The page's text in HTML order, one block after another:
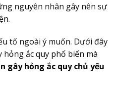
nguyên nhân gây nên sự
tố ngoài ý muốn. Dưới đây
ắc quy phổ biến mà
gây hỏng ắc quy chủ yếu